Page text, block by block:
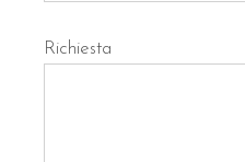
Richiesta